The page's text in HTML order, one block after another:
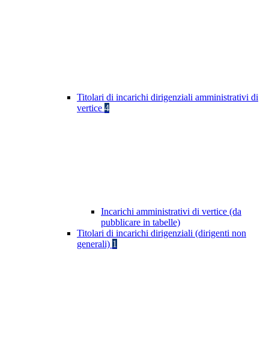
Titolari di incarichi dirigenziali amministrativi di
vertice 4
Incarichi amministrativi di vertice (da
pubblicare in tabelle)
Titolari di incarichi dirigenziali (dirigenti non
generali) 1